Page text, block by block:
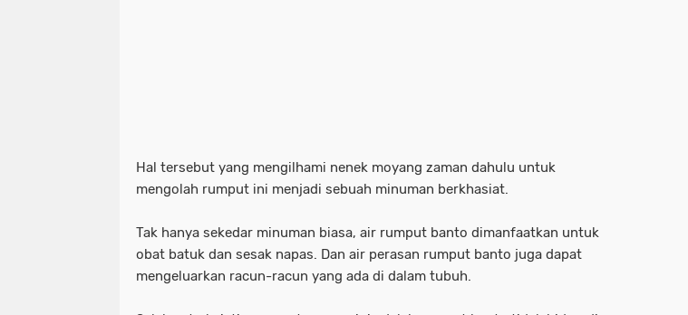
Hal tersebut yang mengilhami nenek moyang zaman dahulu untuk
mengolah rumput ini menjadi sebuah minuman berkhasiat.
Tak hanya sekedar minuman biasa, air rumput banto dimanfaatkan untuk
obat batuk dan sesak napas. Dan air perasan rumput banto juga dapat
mengeluarkan racun-racun yang ada di dalam tubuh.